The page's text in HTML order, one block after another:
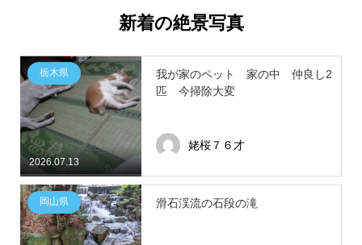
新着の絶景写真
2026.07.13
栃木県
我が家のペット 家の中 仲良し2
匹 今掃除大変
姥桜７６才
岡山県 滑石渓流の石段の滝